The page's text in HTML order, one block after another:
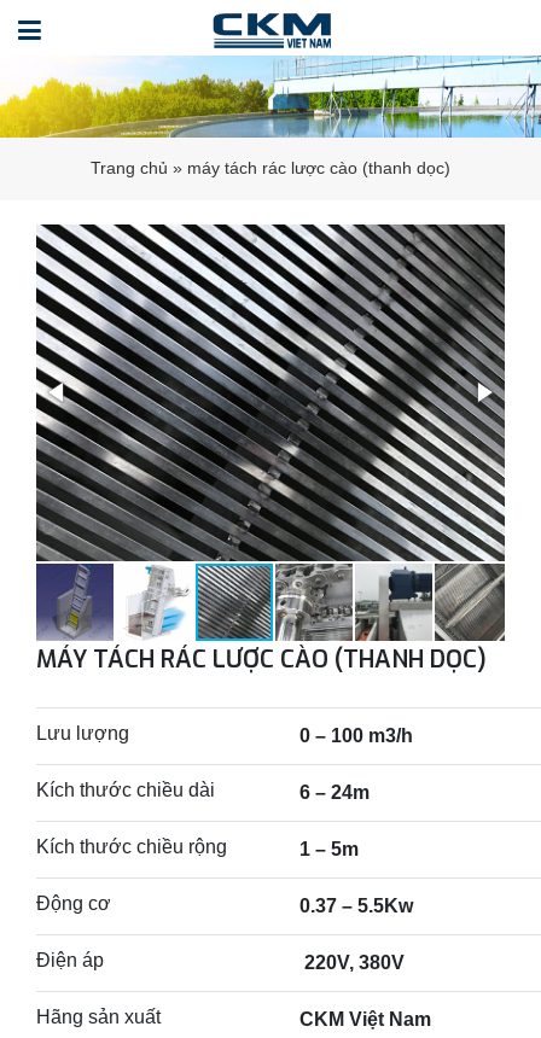
Trang chủ » máy tách rác lược cào (thanh dọc)
MÁY TÁCH RÁC LƯỢC CÀO (THANH DỌC)
Lưu lượng 0 – 100 m3/h
Kích thước chiều dài 6 – 24m
Kích thước chiều rộng 1 – 5m
Động cơ 0.37 – 5.5Kw
Điện áp 220V, 380V
Hãng sản xuất CKM Việt Nam